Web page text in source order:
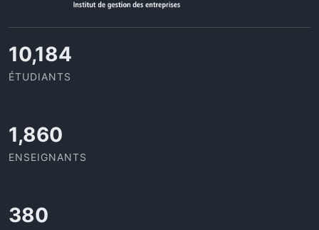
11,110
ÉTUDIANTS
2,029
ENSEIGNANTS
414